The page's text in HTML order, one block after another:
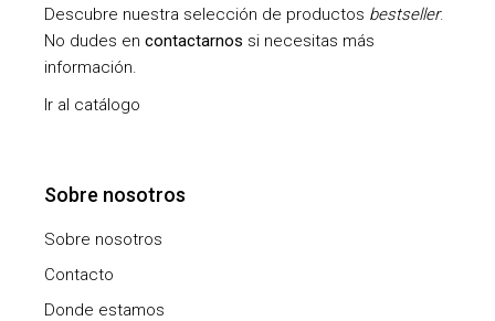
Descubre nuestra selección de productos bestseller.
No dudes encontactarnos si necesitas más
información.
Ir al catálogo
Sobre nosotros
Sobre nosotros
Contacto
Donde estamos